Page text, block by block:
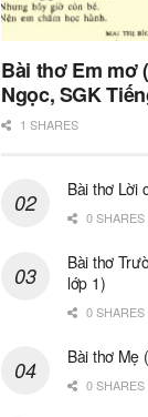
Bài thơ Em mơ
Ngọc, SGK
1 SHARES
Bài thơ Lời
0 SHARES
Bài thơ
lớp 1)
0 SHARES
Bài thơ Mẹ
0 SHARES